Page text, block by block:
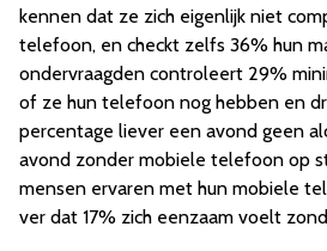
kennen dat ze zich eigenlijk niet
telefoon, en checkt zelfs 36% hun
ondervraagden controleert 29%
of ze hun telefoon nog hebben en
percentage liever een avond geen
avond zonder mobiele telefoon op
mensen ervaren met hun mobiele
ver dat 17% zich eenzaam voelt